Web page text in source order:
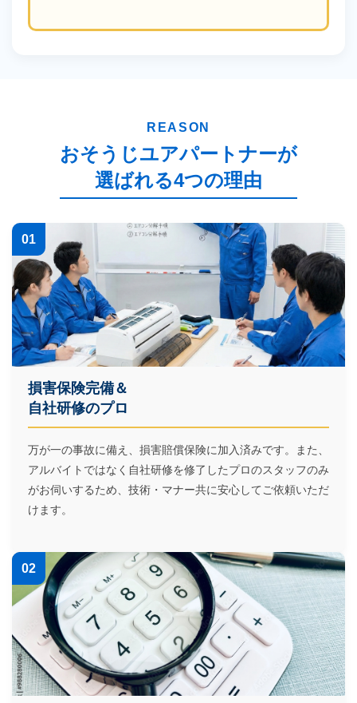
REASON
おそうじユアパートナーが
選ばれる4つの理由
01
損害保険完備＆
自社研修のプロ
万が一の事故に備え、損害賠償保険に加入済みです。また、
アルバイトではなく自社研修を修了したプロのスタッフのみ
がお伺いするため、技術・マナー共に安心してご依頼いただ
けます。
02